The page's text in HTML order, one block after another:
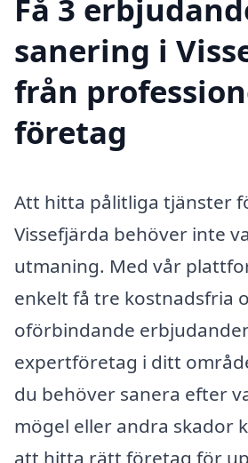
Få 3
sanering i
från
företag
Att hitta pålitliga tjänster
Vissefjärda behöver inte
utmaning. Med vår
enkelt få tre kostnadsfria
oförbindande
expertföretag i ditt
du behöver sanera efter
mögel eller andra skador
att hitta rätt företag för